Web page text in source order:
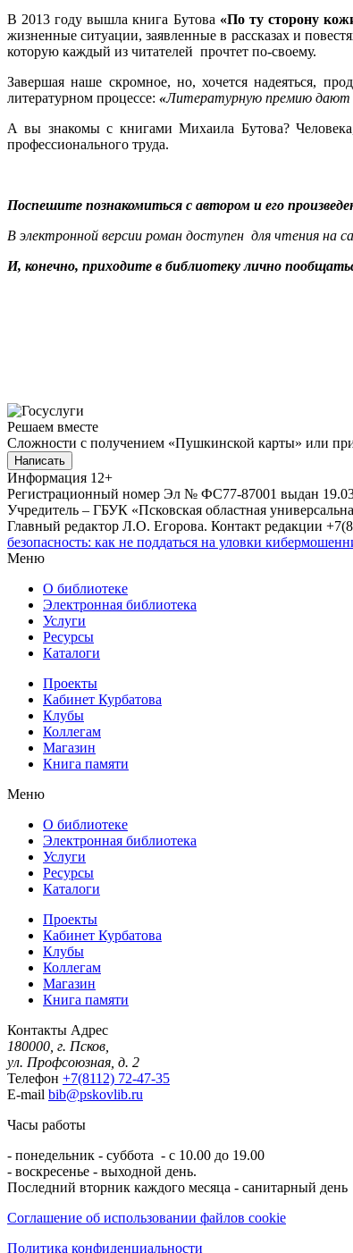
В 2013 году вышла книга Бутова «По ту сторону
жизненные ситуации, заявленные в рассказах и
которую каждый из читателей прочтет по-своему.
Завершая наше скромное, но, хочется надеяться,
литературном процессе: «Литературную премию дают
А вы знакомы с книгами Михаила Бутова?
профессионального труда.
Поспешите познакомиться с автором и его
В электронной версии роман доступен для чтения
И, конечно, приходите в библиотеку лично
Решаем вместе
Сложности с получением «Пушкинской карты» или
Написать
Информация 12+
Регистрационный номер Эл № ФС77-87001 выдан
Учредитель – ГБУК «Псковская областная
Главный редактор Л.О. Егорова. Контакт редакции
безопасность: как не поддаться на уловки
Меню
О библиотеке
Электронная библиотека
Услуги
Ресурсы
Каталоги
Проекты
Кабинет Курбатова
Клубы
Коллегам
Магазин
Книга памяти
Меню
О библиотеке
Электронная библиотека
Услуги
Ресурсы
Каталоги
Проекты
Кабинет Курбатова
Клубы
Коллегам
Магазин
Книга памяти
Контакты Адрес
180000, г. Псков,
ул. Профсоюзная, д. 2
Телефон +7(8112) 72-47-35
E-mail bib@pskovlib.ru
Часы работы
- понедельник - суббота - с 10.00 до 19.00
- воскресенье - выходной день.
Последний вторник каждого месяца - санитарный день
Соглашение об использовании файлов cookie
Политика конфиденциальности